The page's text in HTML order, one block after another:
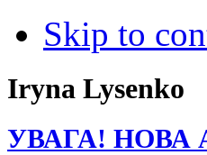
Skip to
Iryna Lysenko
УВАГА! НОВА